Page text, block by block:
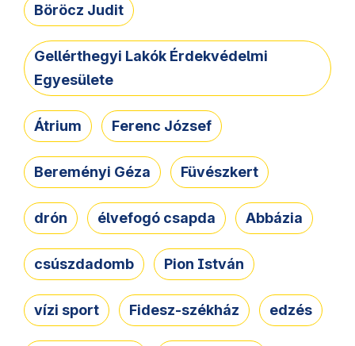
Böröcz Judit
Gellérthegyi Lakók Érdekvédelmi
Egyesülete
Átrium Ferenc József
Bereményi Géza Füvészkert
drón élvefogó csapda Abbázia
csúszdadomb Pion István
vízi sport Fidesz-székház edzés